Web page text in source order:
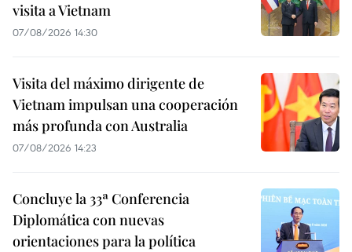
visita a Vietnam
07/08/2026 14:30
Visita del máximo dirigente de
Vietnam impulsan una cooperación
más profunda con Australia
07/08/2026 14:23
Concluye la 33ª Conferencia
Diplomática con nuevas
orientaciones para la política